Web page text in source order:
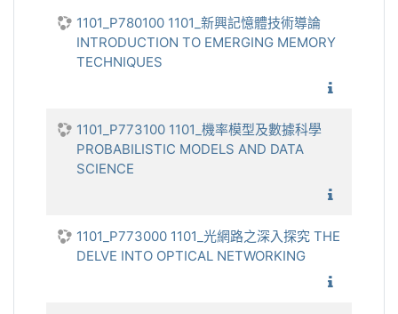
1101_P780100 1101_新興記憶體技術導論
INTRODUCTION TO EMERGING MEMORY
TECHNIQUES
1101_P773100 1101_機率模型及數據科學
PROBABILISTIC MODELS AND DATA
SCIENCE
1101_P773000 1101_光網路之深入探究 THE
DELVE INTO OPTICAL NETWORKING